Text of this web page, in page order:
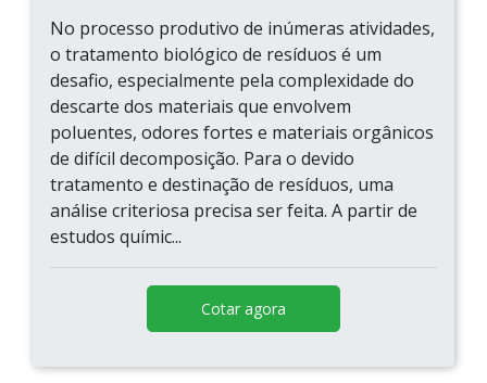
No processo produtivo de inúmeras atividades,
o tratamento biológico de resíduos é um
desafio, especialmente pela complexidade do
descarte dos materiais que envolvem
poluentes, odores fortes e materiais orgânicos
de difícil decomposição. Para o devido
tratamento e destinação de resíduos, uma
análise criteriosa precisa ser feita. A partir de
estudos químic...
Cotar agora